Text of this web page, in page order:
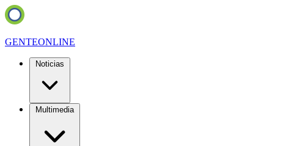
GENTEONLINE
Noticias
Multimedia